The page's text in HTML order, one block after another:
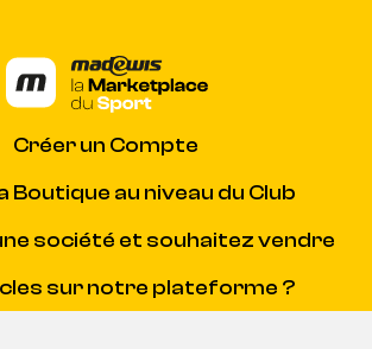
Créer un Compte
Boutique au niveau du Club
société et souhaitez vendre
sur notre plateforme ?